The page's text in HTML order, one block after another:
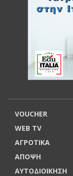
VOUCHER
WEB TV
ΑΓΡΟΤΙΚΑ
ΑΠΟΨΗ
ΑΥΤΟΔΙΟΙΚΗΣΗ